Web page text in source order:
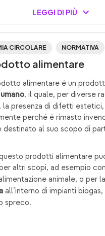
LEGGI DI PIÙ
CIRCOLARE NORMATIVA
alimentare
alimentare è un
, il quale, per diverse
la presenza di difetti
perché è rimasto
destinato al suo scopo di
prodotti alimentare
altri scopi, ad esempio
animale, o per la
all’interno di impianti
spreco.